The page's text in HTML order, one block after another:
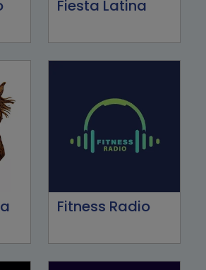
Fiesta Latina
Fitness Radio